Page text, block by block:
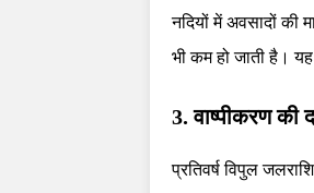
नदियों में अवसादों की
भी कम हो जाती है।
3. वाष्पीकरण की
प्रतिवर्ष विपुल